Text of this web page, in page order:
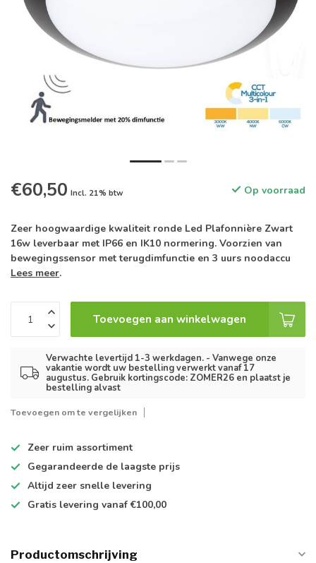
€60,50 Incl. 21% btw Op voorraad
Zeer hoogwaardige kwaliteit ronde Led Plafonnière Zwart
16w leverbaar met IP66 en IK10 normering. Voorzien van
bewegingssensor met terugdimfunctie en 3 uurs noodaccu
Lees meer.
Toevoegen aan winkelwagen
Verwachte levertijd 1-3 werkdagen. - Vanwege onze
vakantie wordt uw bestelling verwerkt vanaf 17
augustus. Gebruik kortingscode: ZOMER26 en plaatst je
bestelling alvast
Toevoegen om te vergelijken
Zeer ruim assortiment
Gegarandeerde de laagste prijs
Altijd zeer snelle levering
Gratis levering vanaf €100,00
Productomschrijving